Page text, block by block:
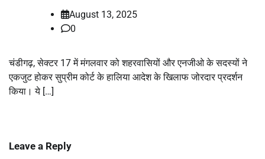
August 13, 2025
0
चंडीगढ़, सेक्टर 17 में मंगलवार को शहरवासियों और एनजीओ के सदस्यों ने
एकजुट होकर सुप्रीम कोर्ट के हालिया आदेश के खिलाफ जोरदार प्रदर्शन
किया। ये […]
Leave a Reply